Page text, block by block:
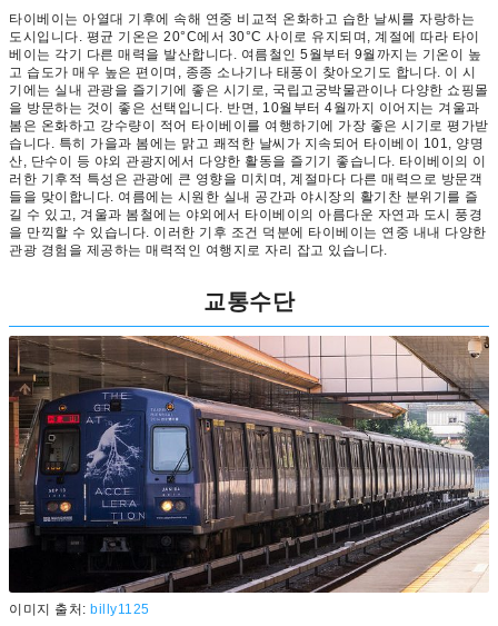
타이베이는 아열대 기후에 속해 연중 비교적 온화하고 습한 날씨를 자랑하는
도시입니다. 평균 기온은 20°C에서 30°C 사이로 유지되며, 계절에 따라 타이
베이는 각기 다른 매력을 발산합니다. 여름철인 5월부터 9월까지는 기온이 높
고 습도가 매우 높은 편이며, 종종 소나기나 태풍이 찾아오기도 합니다. 이 시
기에는 실내 관광을 즐기기에 좋은 시기로, 국립고궁박물관이나 다양한 쇼핑몰
을 방문하는 것이 좋은 선택입니다. 반면, 10월부터 4월까지 이어지는 겨울과
봄은 온화하고 강수량이 적어 타이베이를 여행하기에 가장 좋은 시기로 평가받
습니다. 특히 가을과 봄에는 맑고 쾌적한 날씨가 지속되어 타이베이 101, 양명
산, 단수이 등 야외 관광지에서 다양한 활동을 즐기기 좋습니다. 타이베이의 이
러한 기후적 특성은 관광에 큰 영향을 미치며, 계절마다 다른 매력으로 방문객
들을 맞이합니다. 여름에는 시원한 실내 공간과 야시장의 활기찬 분위기를 즐
길 수 있고, 겨울과 봄철에는 야외에서 타이베이의 아름다운 자연과 도시 풍경
을 만끽할 수 있습니다. 이러한 기후 조건 덕분에 타이베이는 연중 내내 다양한
관광 경험을 제공하는 매력적인 여행지로 자리 잡고 있습니다.
교통수단
이미지 출처: billy1125